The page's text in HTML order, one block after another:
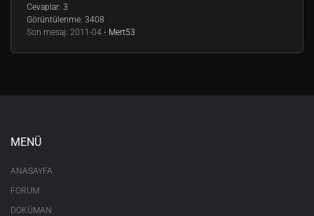
Cevaplar: 3
Görüntülenme: 3408
Son mesaj: 2011-04 • Mert53
MENÜ
ANASAYFA
FORUM
DOKÜMAN